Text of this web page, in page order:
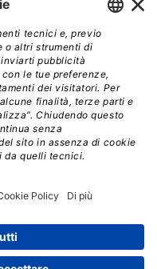
Direzione, amministrazione,
i diritti riservati | Partita IVA e C.F.